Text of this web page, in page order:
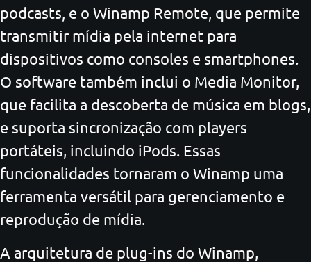
podcasts, e o Winamp Remote, que permite
transmitir mídia pela internet para
dispositivos como consoles e smartphones.
O software também inclui o Media Monitor,
que facilita a descoberta de música em blogs,
e suporta sincronização com players
portáteis, incluindo iPods. Essas
funcionalidades tornaram o Winamp uma
ferramenta versátil para gerenciamento e
reprodução de mídia.
A arquitetura de plug-ins do Winamp,